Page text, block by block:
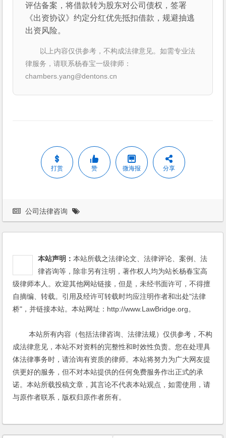
评估备案，将借款转为股东对公司债权，签署
《出资协议》约定分红优先抵扣借款，规避抽逃
出资风险。
以上内容仅供参考，不构成法律意见。如需专业法
律服务，请联系杨春宝一级律师：
chambers.yang@dentons.cn
打赏 赞 微海报 分享
公司法律咨询
本站声明：本站所载之法律论文、法律评论、案例、法
律咨询等，除非另有注明，著作权人均为站长杨春宝高
级律师本人。欢迎其他网站链接，但是，未经书面许可，不得擅
自摘编、转载。引用及经许可转载时均应注明作者和出处"法律
桥"，并链接本站。本站网址：http://www.LawBridge.org。
本站所有内容（包括法律咨询、法律法规）仅供参考，不构
成法律意见，本站不对资料的完整性和时效性负责。您在处理具
体法律事务时，请洽询有资质的律师。本站将努力为广大网友提
供更好的服务，但不对本站提供的任何免费服务作出正式的承
诺。本站所载投稿文章，其言论不代表本站观点，如需使用，请
与原作者联系，版权归原作者所有。